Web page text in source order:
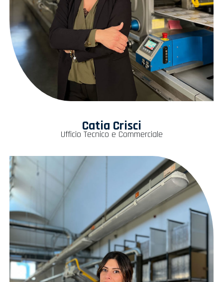
Catia Crisci
Ufficio Tecnico e Commerciale